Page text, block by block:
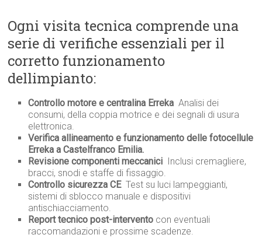
Ogni visita tecnica comprende una
serie di verifiche essenziali per il
corretto funzionamento
dellimpianto:
Controllo motore e centralina Erreka  Analisi dei
consumi, della coppia motrice e dei segnali di usura
elettronica.
Verifica allineamento e funzionamento delle fotocellule
Erreka a Castelfranco Emilia.
Revisione componenti meccanici  Inclusi cremagliere,
bracci, snodi e staffe di fissaggio.
Controllo sicurezza CE Test su luci lampeggianti,
sistemi di sblocco manuale e dispositivi
antischiacciamento.
Report tecnico post-intervento con eventuali
raccomandazioni e prossime scadenze.